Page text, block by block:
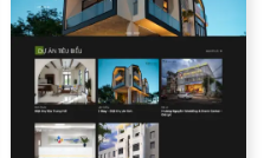
ĐẶT MẪU